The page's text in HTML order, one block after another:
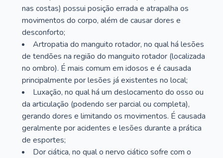
nas costas) possui posição errada e atrapalha os
movimentos do corpo, além de causar dores e
desconforto;
Artropatia do manguito rotador, no qual há lesões
de tendões na região do manguito rotador (localizada
no ombro). É mais comum em idosos e é causada
principalmente por lesões já existentes no local;
Luxação, no qual há um deslocamento do osso ou
da articulação (podendo ser parcial ou completa),
gerando dores e limitando os movimentos. É causada
geralmente por acidentes e lesões durante a prática
de esportes;
Dor ciática, no qual o nervo ciático sofre com o